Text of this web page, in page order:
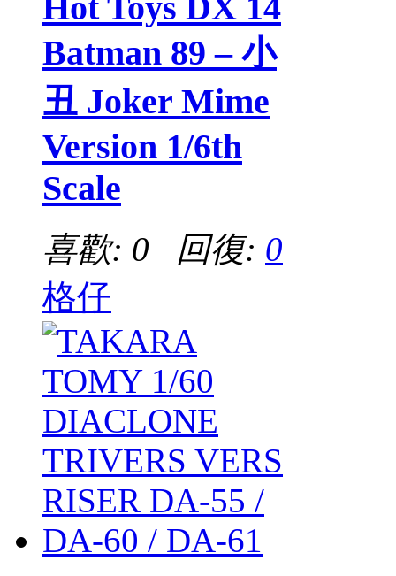
Batman 89 – 小
丑 Joker Mime
Version 1/6th
Scale
喜歡: 0 回復: 0
格仔